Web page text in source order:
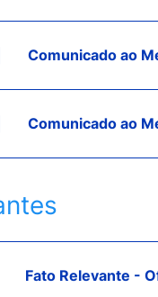
Comunicado ao
Comunicado ao
Fato Relevante -